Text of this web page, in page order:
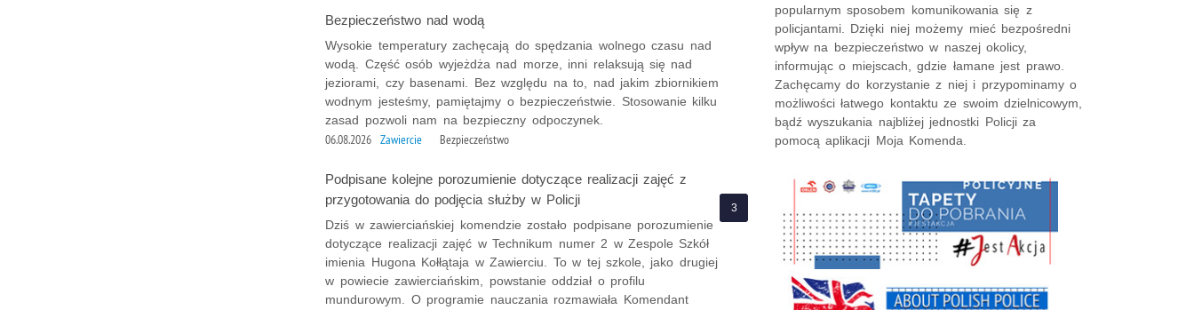
Bezpieczeństwo nad wodą
Wysokie temperatury zachęcają do spędzania wolnego czasu nad
wodą. Część osób wyjeżdża nad morze, inni relaksują się nad
jeziorami, czy basenami. Bez względu na to, nad jakim zbiornikiem
wodnym jesteśmy, pamiętajmy o bezpieczeństwie. Stosowanie kilku
zasad pozwoli nam na bezpieczny odpoczynek.
06.08.2026 Zawiercie Bezpieczeństwo
Podpisane kolejne porozumienie dotyczące realizacji zajęć z
przygotowania do podjęcia służby w Policji
Dziś w zawierciańskiej komendzie zostało podpisane porozumienie
dotyczące realizacji zajęć w Technikum numer 2 w Zespole Szkół
imienia Hugona Kołłątaja w Zawierciu. To w tej szkole, jako drugiej
w powiecie zawierciańskim, powstanie oddział o profilu
mundurowym. O programie nauczania rozmawiała Komendant
popularnym sposobem komunikowania się z
policjantami. Dzięki niej możemy mieć bezpośredni
wpływ na bezpieczeństwo w naszej okolicy,
informując o miejscach, gdzie łamane jest prawo.
Zachęcamy do korzystanie z niej i przypominamy o
możliwości łatwego kontaktu ze swoim dzielnicowym,
bądź wyszukania najbliżej jednostki Policji za
pomocą aplikacji Moja Komenda.